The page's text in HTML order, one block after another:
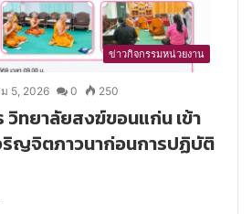
ข่าวกิจกรรมหน่วยงาน
5, 2026 0 250
ทยาลัยสงฆ์ขอนแก่น เข้า
ริญจิตภาวนาก่อนการปฏิบัติ